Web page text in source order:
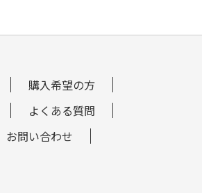
購入希望の方
よくある質問
お問い合わせ